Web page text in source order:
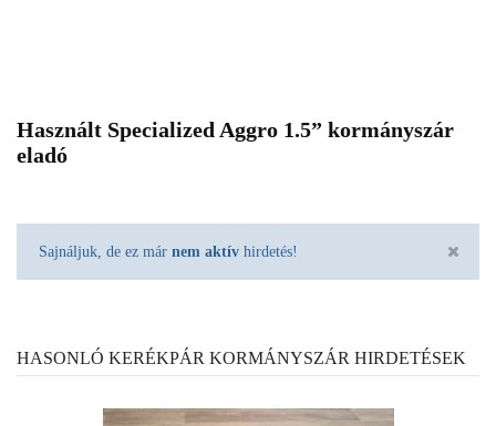
Használt Specialized Aggro 1.5” kormányszár
eladó
Sajnáljuk, de ez már nem aktív hirdetés!
HASONLÓ KERÉKPÁR KORMÁNYSZÁR HIRDETÉSEK